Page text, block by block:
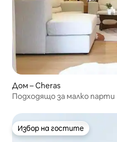
Дом – Cheras
Подходящо за малко парти
Избор на гостите
Избор на гостите